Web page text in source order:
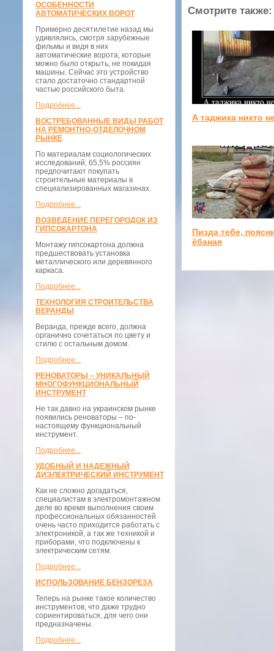
ОСОБЕННОСТИ
АВТОМАТИЧЕСКИХ ВОРОТ
Примерно десятилетие назад мы
удивлялись, смотря зарубежные
фильмы и видя в них
автоматические ворота, которые
можно было открыть, не покидая
машины. Сейчас это устройство
стало достаточно стандартной
частью российского быта.
Подробнее...
ВОСТРЕБОВАННЫЕ ВИДЫ РАБОТ
НА РЕМОНТНО-ОТДЕЛОЧНОМ
РЫНКЕ
По материалам социологических
исследований, 65,5% россиян
предпочитают покупать
строительные материалы в
специализированных магазинах.
Подробнее...
ВОЗВЕДЕНИЕ ПЕРЕГОРОДОК ИЗ
ГИПСОКАРТОНА
Монтажу гипсокартона должна
предшествовать установка
металлического или деревянного
каркаса.
Подробнее...
ТЕХНОЛОГИЯ СТРОИТЕЛЬСТВА
ВЕРАНДЫ
Веранда, прежде всего, должна
органично сочетаться по цвету и
стилю с остальным домом.
Подробнее...
РЕНОВАТОРЫ – УНИКАЛЬНЫЙ
МНОГОФУНКЦИОНАЛЬНЫЙ
ИНСТРУМЕНТ
Не так давно на украинском рынке
появились реноваторы – по-
настоящему функциональный
инструмент.
Подробнее...
УДОБНЫЙ И НАДЕЖНЫЙ
ДИЭЛЕКТРИЧЕСКИЙ ИНСТРУМЕНТ
Как не сложно догадаться,
специалистам в электромонтажном
деле во время выполнения своим
профессиональных обязанностей
очень часто приходится работать с
электроникой, а так же техникой и
приборами, что подключены к
электрическим сетям.
Подробнее...
ИСПОЛЬЗОВАНИЕ БЕНЗОРЕЗА
Теперь на рынке такое количество
инструментов, что даже трудно
сориентироваться, для чего они
предназначены.
Подробнее...
Смотрите также:
А таджика никто
Пизда тебе,
ёбаная